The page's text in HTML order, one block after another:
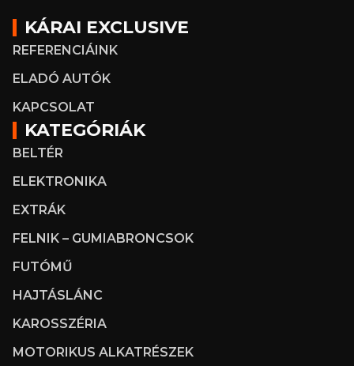
KÁRAI EXCLUSIVE
REFERENCIÁINK
ELADÓ AUTÓK
KAPCSOLAT
KATEGÓRIÁK
BELTÉR
ELEKTRONIKA
EXTRÁK
FELNIK – GUMIABRONCSOK
FUTÓMŰ
HAJTÁSLÁNC
KAROSSZÉRIA
MOTORIKUS ALKATRÉSZEK